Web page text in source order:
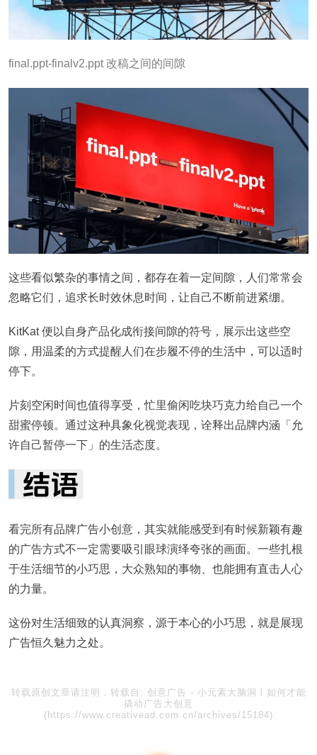
final.ppt-finalv2.ppt 改稿之间的间隙
这些看似繁杂的事情之间，都存在着一定间隙，人们常常会
忽略它们，追求长时效休息时间，让自己不断前进紧绷。
KitKat 便以自身产品化成衔接间隙的符号，展示出这些空
隙，用温柔的方式提醒人们在步履不停的生活中，可以适时
停下。
片刻空闲时间也值得享受，忙里偷闲吃块巧克力给自己一个
甜蜜停顿。 通过这种具象化视觉表现，诠释出品牌内涵「允
许自己暂停一下」的生活态度。
看完所有品牌广告小创意，其实就能感受到有时候新颖有趣
的广告方式不一定需要吸引眼球演绎夸张的画面。一些扎根
于生活细节的小巧思，大众熟知的事物、也能拥有直击人心
的力量。
这份对生活细致的认真洞察，源于本心的小巧思，就是展现
广告恒久魅力之处。
转载原创文章请注明，转载自: 创意广告 - 小元素大脑洞丨如何才能
撬动广告大创意
(https://www.creativead.com.cn/archives/15184)